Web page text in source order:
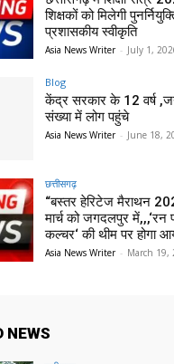
शिक्षकों को मिलेगी
प्रशासकीय स्वीकृति
Asia News Writer - July 1,
Blog
केंद्र सरकार के 12 वर्ष
संख्या में लोग पहुंचे
Asia News Writer - June 18,
छत्तीसगढ़
“बस्तर हेरिटेज मैराथन
मार्च को जगदलपुर
कल्चर‘ की थीम पर होगा
Asia News Writer - March 19,
NEWS